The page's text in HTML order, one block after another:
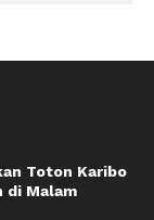
Toton Karibo
di Malam